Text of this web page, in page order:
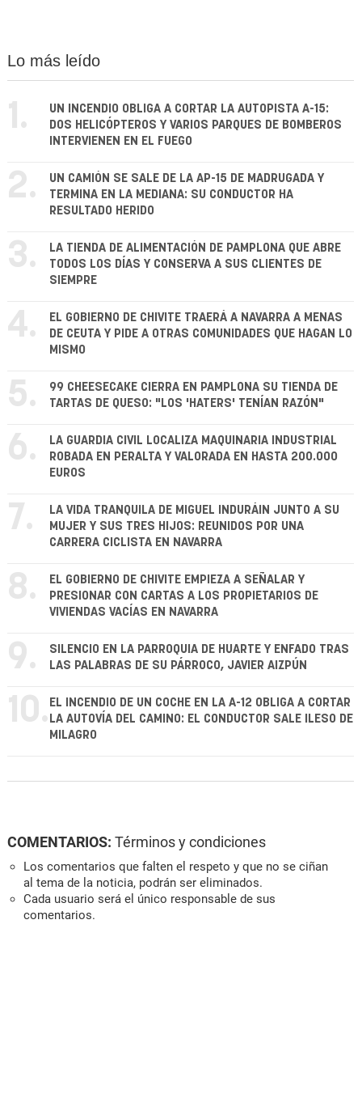
Lo más leído
1.
UN INCENDIO OBLIGA A CORTAR LA AUTOPISTA A-15:
DOS HELICÓPTEROS Y VARIOS PARQUES DE BOMBEROS
INTERVIENEN EN EL FUEGO
2.
UN CAMIÓN SE SALE DE LA AP-15 DE MADRUGADA Y
TERMINA EN LA MEDIANA: SU CONDUCTOR HA
RESULTADO HERIDO
3.
LA TIENDA DE ALIMENTACIÓN DE PAMPLONA QUE ABRE
TODOS LOS DÍAS Y CONSERVA A SUS CLIENTES DE
SIEMPRE
4.
EL GOBIERNO DE CHIVITE TRAERÁ A NAVARRA A MENAS
DE CEUTA Y PIDE A OTRAS COMUNIDADES QUE HAGAN LO
MISMO
5.
99 CHEESECAKE CIERRA EN PAMPLONA SU TIENDA DE
TARTAS DE QUESO: "LOS 'HATERS' TENÍAN RAZÓN"
6.
LA GUARDIA CIVIL LOCALIZA MAQUINARIA INDUSTRIAL
ROBADA EN PERALTA Y VALORADA EN HASTA 200.000
EUROS
7.
LA VIDA TRANQUILA DE MIGUEL INDURÁIN JUNTO A SU
MUJER Y SUS TRES HIJOS: REUNIDOS POR UNA
CARRERA CICLISTA EN NAVARRA
8.
EL GOBIERNO DE CHIVITE EMPIEZA A SEÑALAR Y
PRESIONAR CON CARTAS A LOS PROPIETARIOS DE
VIVIENDAS VACÍAS EN NAVARRA
9.
SILENCIO EN LA PARROQUIA DE HUARTE Y ENFADO TRAS
LAS PALABRAS DE SU PÁRROCO, JAVIER AIZPÚN
10. EL INCENDIO DE UN COCHE EN LA A-12 OBLIGA A CORTAR
LA AUTOVÍA DEL CAMINO: EL CONDUCTOR SALE ILESO DE
MILAGRO
COMENTARIOS: Términos y condiciones
Los comentarios que falten el respeto y que no se ciñan
al tema de la noticia, podrán ser eliminados.
Cada usuario será el único responsable de sus
comentarios.